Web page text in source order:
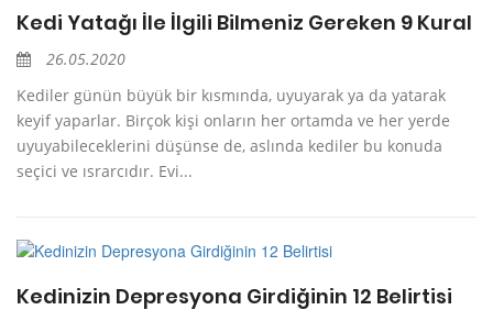
Kedi Yatağı İle İlgili Bilmeniz Gereken 9 Kural
26.05.2020
Kediler günün büyük bir kısmında, uyuyarak ya da yatarak
keyif yaparlar. Birçok kişi onların her ortamda ve her yerde
uyuyabileceklerini düşünse de, aslında kediler bu konuda
seçici ve ısrarcıdır. Evi...
Kedinizin Depresyona Girdiğinin 12 Belirtisi